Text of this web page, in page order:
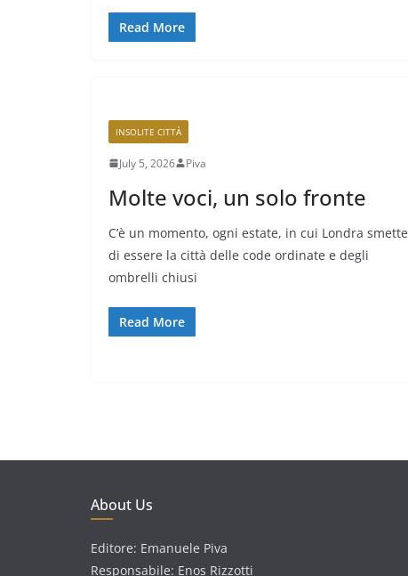
Read More
INSOLITE CITTÀ
July 5, 2026 Piva
Molte voci, un solo fronte
C’è un momento, ogni estate, in cui Londra smette
di essere la città delle code ordinate e degli
ombrelli chiusi
Read More
About Us
Editore: Emanuele Piva
Responsabile: Enos Rizzotti